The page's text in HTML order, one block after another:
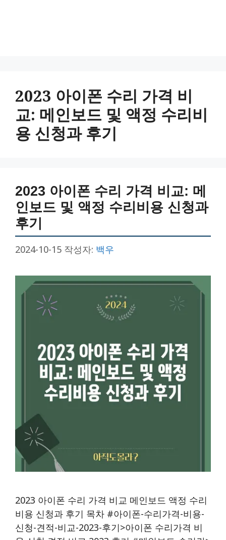
2023 아이폰 수리 가격 비
교: 메인보드 및 액정 수리비
용 신청과 후기
2023 아이폰 수리 가격 비교: 메
인보드 및 액정 수리비용 신청과
후기
2024-10-15 작성자: 백우
2023 아이폰 수리 가격 비교 메인보드 액정 수리
비용 신청과 후기 목차 #아이폰-수리가격-비용-
신청-견적-비교-2023-후기>아이폰 수리가격 비